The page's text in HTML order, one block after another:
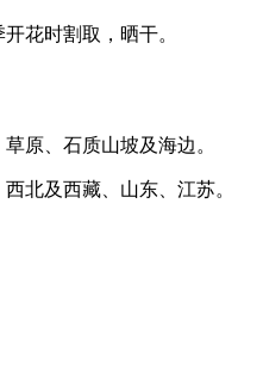
花时割取，晒干。
原、石质山坡及海边。
北及西藏、山东、江苏。